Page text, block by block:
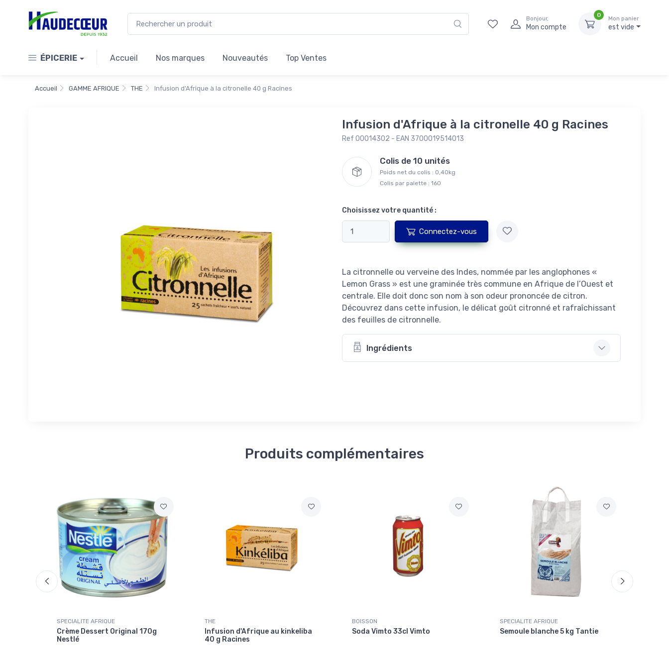
Bonjour,
Mon compte
0
Mon panier
est vide
ÉPICERIE Accueil Nos marques Nouveautés Top Ventes
Accueil GAMME AFRIQUE THE Infusion d'Afrique à la citronelle 40 g Racines
Infusion d'Afrique à la citronelle 40 g Racines
Ref 00014302 - EAN 3700019514013
Colis de 10 unités
Poids net du colis : 0,40kg
Colis par palette : 160
Choisissez votre quantité :
Connectez-vous
La citronnelle ou verveine des Indes, nommée par les anglophones «
Lemon Grass » est une graminée très commune en Afrique de l’Ouest et
centrale. Elle doit donc son nom à son odeur prononcée de citron.
Découvrez dans cette infusion, le délicat goût citronné et rafraîchissant
des feuilles de citronnelle.
Ingrédients
Produits complémentaires
SPECIALITE AFRIQUE
Crème Dessert Original 170g
Nestlé
THE
Infusion d'Afrique au kinkeliba
40 g Racines
BOISSON
Soda Vimto 33cl Vimto
SPECIALITE AFRIQUE
Semoule blanche 5 kg Tantie